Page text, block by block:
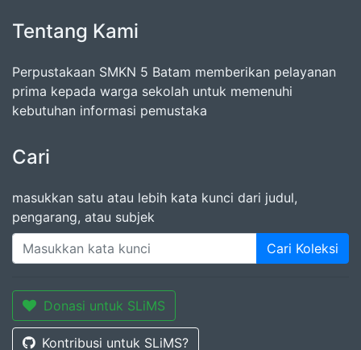
Tentang Kami
Perpustakaan SMKN 5 Batam memberikan pelayanan
prima kepada warga sekolah untuk memenuhi
kebutuhan informasi pemustaka
Cari
masukkan satu atau lebih kata kunci dari judul,
pengarang, atau subjek
Cari Koleksi
Donasi untuk SLiMS
Kontribusi untuk SLiMS?